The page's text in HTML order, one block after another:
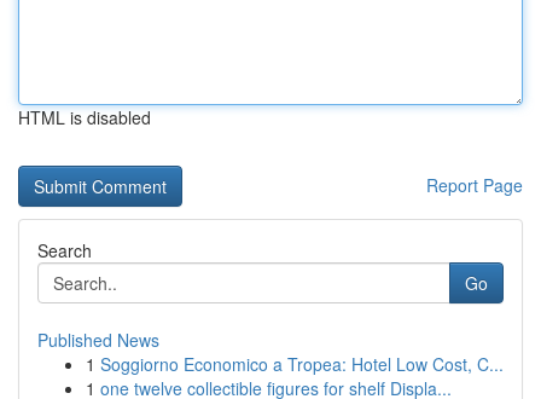
HTML is disabled
Report Page
Search
Go
Published News
1 Soggiorno Economico a Tropea: Hotel Low Cost, C...
1 one twelve collectible figures for shelf Displa...